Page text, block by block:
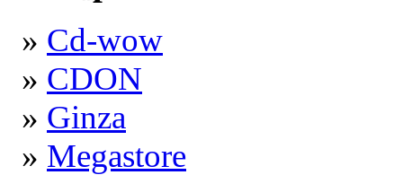
» Cd-wow
» CDON
» Ginza
» Megastore